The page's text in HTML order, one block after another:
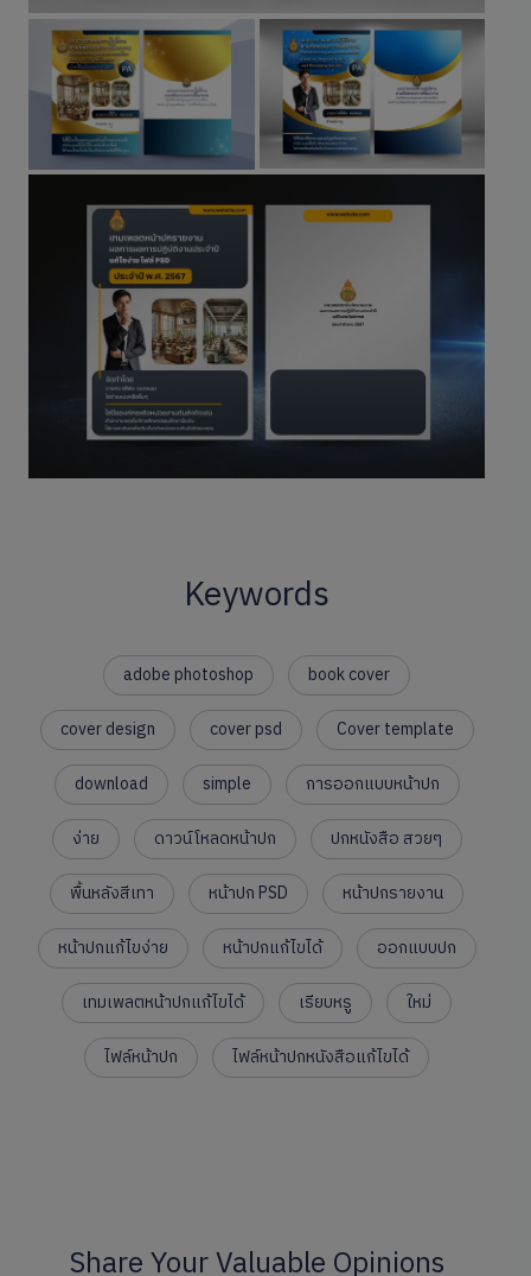
Keywords
adobe photoshop
book cover
cover design
cover psd
Cover template
download
simple
การออกแบบหน้าปก
ง่าย
ดาวน์โหลดหน้าปก
ปกหนังสือ สวยๆ
พื้นหลังสีเทา
หน้าปก PSD
หน้าปกรายงาน
หน้าปกแก้ไขง่าย
หน้าปกแก้ไขได้
ออกแบบปก
เทมเพลตหน้าปกแก้ไขได้
เรียบหรู
ใหม่
ไฟล์หน้าปก
ไฟล์หน้าปกหนังสือแก้ไขได้
Share Your Valuable Opinions